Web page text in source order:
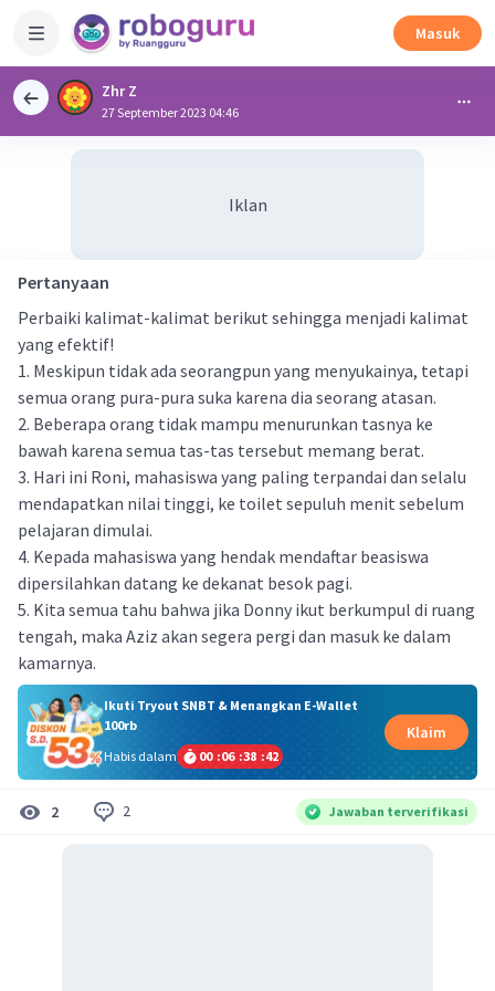
Masuk
Zhr Z
27 September 2023 04:46
Iklan
Pertanyaan
Perbaiki kalimat-kalimat berikut sehingga menjadi kalimat
yang efektif!
1. Meskipun tidak ada seorangpun yang menyukainya, tetapi
semua orang pura-pura suka karena dia seorang atasan.
2. Beberapa orang tidak mampu menurunkan tasnya ke
bawah karena semua tas-tas tersebut memang berat.
3. Hari ini Roni, mahasiswa yang paling terpandai dan selalu
mendapatkan nilai tinggi, ke toilet sepuluh menit sebelum
pelajaran dimulai.
4. Kepada mahasiswa yang hendak mendaftar beasiswa
dipersilahkan datang ke dekanat besok pagi.
5. Kita semua tahu bahwa jika Donny ikut berkumpul di ruang
tengah, maka Aziz akan segera pergi dan masuk ke dalam
kamarnya.
Ikuti Tryout SNBT & Menangkan E-Wallet
100rb
Habis dalam
00 :06 :38 :42
Klaim
2 2 Jawaban terverifikasi